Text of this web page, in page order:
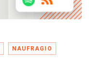
NAUFRAGIO